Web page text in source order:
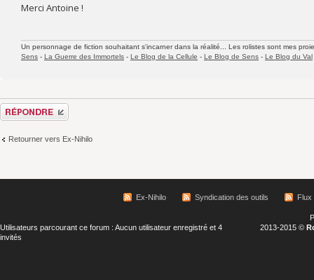
Merci Antoine !
Un personnage de fiction souhaitant s'incarner dans la réalité... Les rolistes sont mes
Sens - La Guerre des Immortels - Le Blog de la Cellule - Le Blog de Sens - Le Blog du Val
Répondre
Retourner vers Ex-Nihilo
Ex-Nihilo Syndication des outils Flux
Utilisateurs parcourant ce forum : Aucun utilisateur enregistré et 4
invités
2013-2015 ©